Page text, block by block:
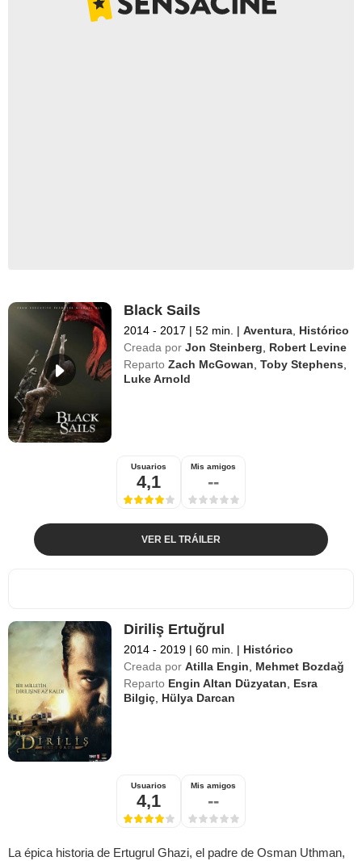
Black Sails
2014 - 2017 | 52 min. | Aventura, Histórico
Creada por Jon Steinberg, Robert Levine
Reparto Zach McGowan,Toby Stephens,
Luke Arnold
Usuarios
4,1
Mis amigos
--
VER EL TRÁILER
Diriliş Ertuğrul
2014 - 2019 | 60 min. | Histórico
Creada por Atilla Engin, Mehmet Bozdağ
Reparto Engin Altan Düzyatan, Esra
Bilgiç, Hülya Darcan
Usuarios
4,1
Mis amigos
--
La épica historia de Ertugrul Ghazi, el padre de Osman Uthman,